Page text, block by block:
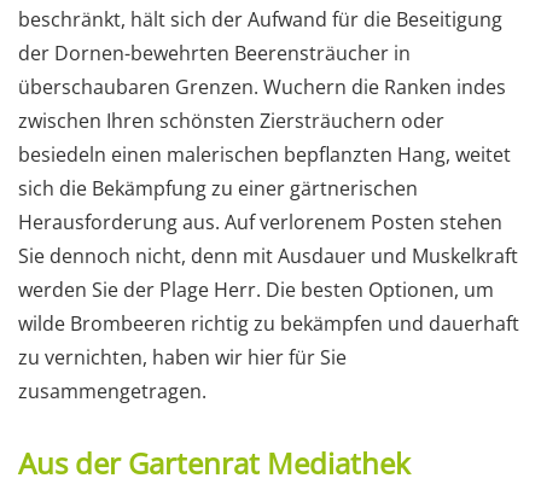
beschränkt, hält sich der Aufwand für die Beseitigung
der Dornen-bewehrten Beerensträucher in
überschaubaren Grenzen. Wuchern die Ranken indes
zwischen Ihren schönsten Ziersträuchern oder
besiedeln einen malerischen bepflanzten Hang, weitet
sich die Bekämpfung zu einer gärtnerischen
Herausforderung aus. Auf verlorenem Posten stehen
Sie dennoch nicht, denn mit Ausdauer und Muskelkraft
werden Sie der Plage Herr. Die besten Optionen, um
wilde Brombeeren richtig zu bekämpfen und dauerhaft
zu vernichten, haben wir hier für Sie
zusammengetragen.
Aus der Gartenrat Mediathek